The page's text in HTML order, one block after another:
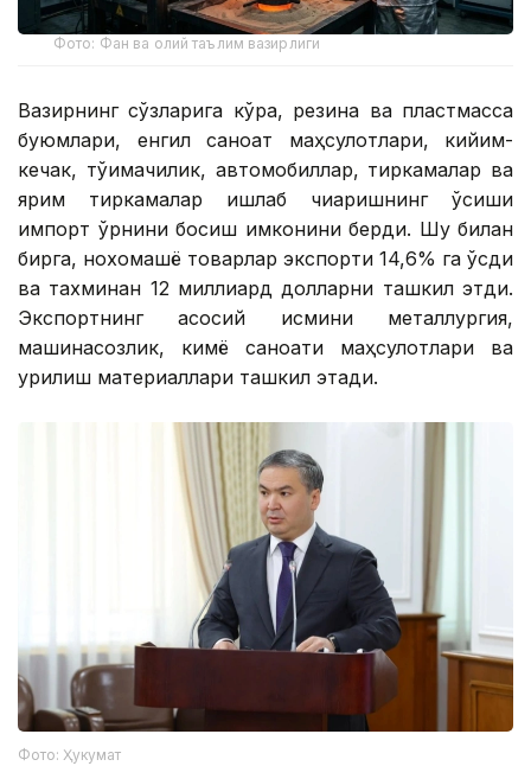
Фото: Фан ва олий таълим вазирлиги
Вазирнинг сўзларига кўра, резина ва пластмасса
буюмлари, енгил саноат маҳсулотлари, кийим-
кечак, тўқимачилик, автомобиллар, тиркамалар ва
ярим тиркамалар ишлаб чиқаришнинг ўсиши
импорт ўрнини босиш имконини берди. Шу билан
бирга, нохомашё товарлар экспорти 14,6% га ўсди
ва тахминан 12 миллиард долларни ташкил этди.
Экспортнинг асосий қисмини металлургия,
машинасозлик, кимё саноати маҳсулотлари ва
қурилиш материаллари ташкил этади.
Фото: Ҳукумат